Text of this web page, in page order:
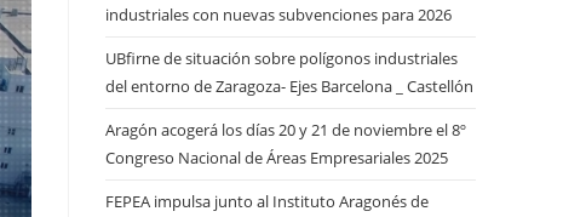
industriales con nuevas subvenciones para 2026
UBfirne de situación sobre polígonos industriales
del entorno de Zaragoza- Ejes Barcelona _ Castellón
Aragón acogerá los días 20 y 21 de noviembre el 8º
Congreso Nacional de Áreas Empresariales 2025
FEPEA impulsa junto al Instituto Aragonés de